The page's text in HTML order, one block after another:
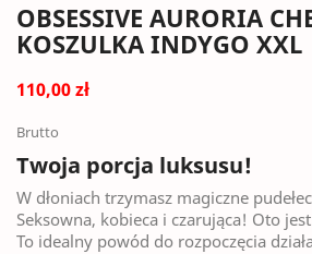
OBSESSIVE AURORIA
KOSZULKA INDYGO XXL
110,00 zł
Brutto
Twoja porcja luksusu!
W dłoniach trzymasz magiczne
Seksowna, kobieca i czarująca! Oto
To idealny powód do rozpoczęcia